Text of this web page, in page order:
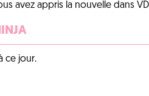
avez appris la nouvelle dans
ce jour.